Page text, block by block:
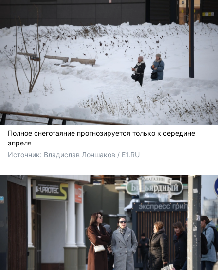
Полное снеготаяние прогнозируется только к середине
апреля
Источник: Владислав Лоншаков / E1.RU